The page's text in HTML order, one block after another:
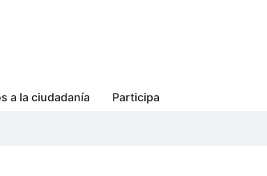
a la ciudadanía Participa